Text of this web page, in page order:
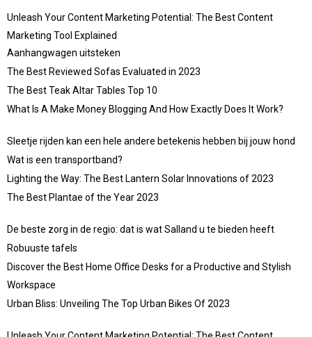
Unleash Your Content Marketing Potential: The Best Content
Marketing Tool Explained
Aanhangwagen uitsteken
The Best Reviewed Sofas Evaluated in 2023
The Best Teak Altar Tables Top 10
What Is A Make Money Blogging And How Exactly Does It Work?
Sleetje rijden kan een hele andere betekenis hebben bij jouw hond
Wat is een transportband?
Lighting the Way: The Best Lantern Solar Innovations of 2023
The Best Plantae of the Year 2023
De beste zorg in de regio: dat is wat Salland u te bieden heeft
Robuuste tafels
Discover the Best Home Office Desks for a Productive and Stylish
Workspace
Urban Bliss: Unveiling The Top Urban Bikes Of 2023